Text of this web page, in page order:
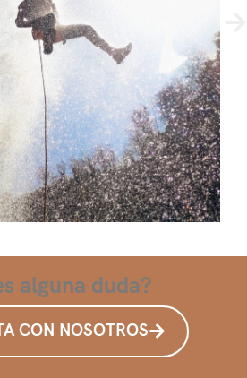
alguna duda?
CON NOSOTROS